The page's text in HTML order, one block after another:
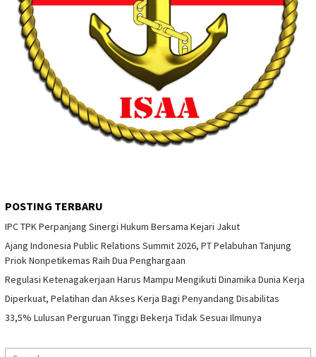
POSTING TERBARU
IPC TPK Perpanjang Sinergi Hukum Bersama Kejari Jakut
Ajang Indonesia Public Relations Summit 2026, PT Pelabuhan Tanjung
Priok Nonpetikemas Raih Dua Penghargaan
Regulasi Ketenagakerjaan Harus Mampu Mengikuti Dinamika Dunia Kerja
Diperkuat, Pelatihan dan Akses Kerja Bagi Penyandang Disabilitas
33,5% Lulusan Perguruan Tinggi Bekerja Tidak Sesuai Ilmunya